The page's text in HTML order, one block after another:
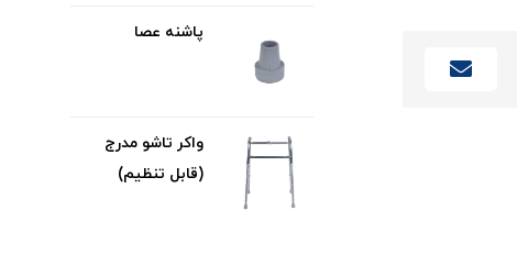
پاشنه عصا
واکر تاشو مدرج
(قابل تنظیم)